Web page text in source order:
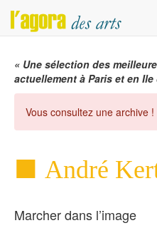
« Une sélection des
actuellement à Paris et en Ile
Vous consultez une archive !
André
Marcher dans l’image